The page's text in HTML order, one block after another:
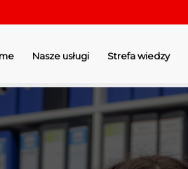
Nasze usługi Strefa wiedzy